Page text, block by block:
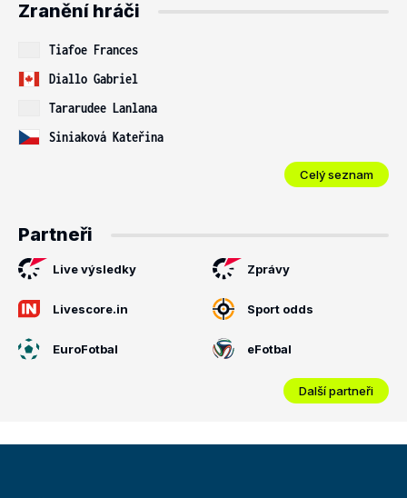
Zranění hráči
Tiafoe Frances
Diallo Gabriel
Tararudee Lanlana
Siniaková Kateřina
Celý seznam
Partneři
Live výsledky Zprávy
Livescore.in Sport odds
EuroFotbal eFotbal
Další partneři